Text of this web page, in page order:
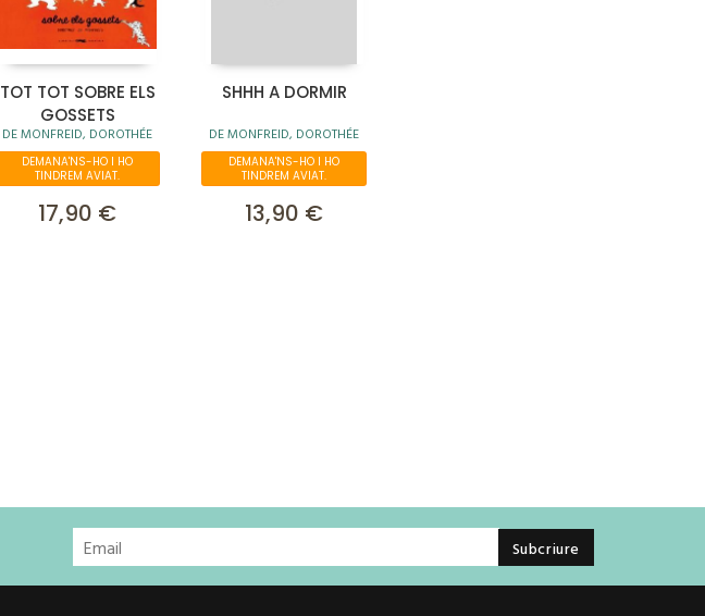
TOT TOT SOBRE ELS
GOSSETS
DE MONFREID, DOROTHÉE
DEMANA'NS-HO I HO
TINDREM AVIAT.
17,90 €
SHHH A DORMIR
DE MONFREID, DOROTHÉE
DEMANA'NS-HO I HO
TINDREM AVIAT.
13,90 €